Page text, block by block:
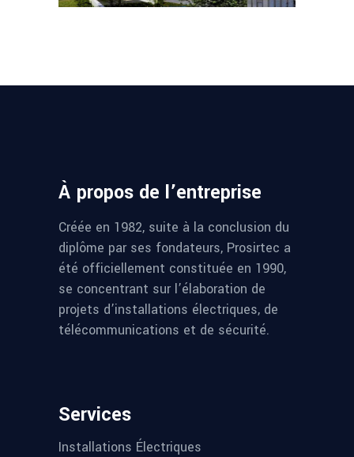
À propos de l’entreprise
Créée en 1982, suite à la conclusion du
diplôme par ses fondateurs, Prosirtec a
été officiellement constituée en 1990,
se concentrant sur l’élaboration de
projets d’installations électriques, de
télécommunications et de sécurité.
Services
Installations Électriques